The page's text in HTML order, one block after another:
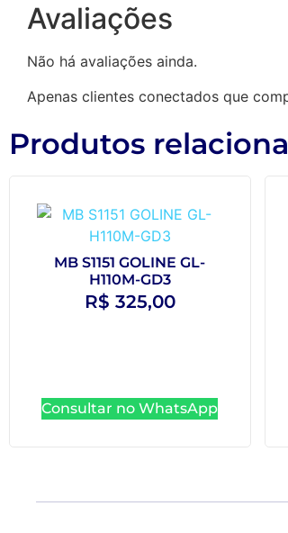
Avaliações
Não há avaliações ainda.
Apenas clientes conectados que
Produtos
MB S1151 GOLINE GL-
H110M-GD3
R$ 325,00
Consultar no WhatsApp